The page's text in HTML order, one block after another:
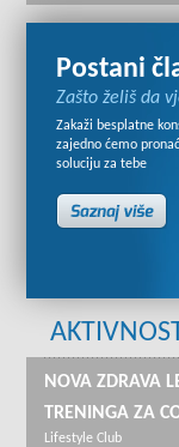
Postani
Zašto želiš da
Zakaži besplatne
zajedno ćemo
soluciju za tebe
NOVA ZDRAVA
TRENINGA ZA
Lifestyle Club